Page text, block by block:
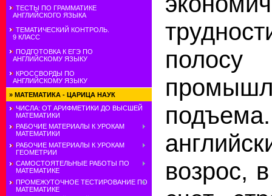
ТЕСТЫ ПО ГРАММАТИКЕ
АНГЛИЙСКОГО ЯЗЫКА
ТЕМАТИЧЕСКИЙ КОНТРОЛЬ.
9 КЛАСС
ПОДГОТОВКА К ЕГЭ ПО
АНГЛИЙСКОМУ ЯЗЫКУ
КРОССВОРДЫ ПО
АНГЛИЙСКОМУ ЯЗЫКУ
» МАТЕМАТИКА - ЦАРИЦА НАУК
ЧИСЛА: ОТ АРИФМЕТИКИ ДО ВЫСШЕЙ
МАТЕМАТИКИ
РАБОЧИЕ МАТЕРИАЛЫ К УРОКАМ
МАТЕМАТИКИ
РАБОЧИЕ МАТЕРИАЛЫ К УРОКАМ
ГЕОМЕТРИИ
САМОСТОЯТЕЛЬНЫЕ РАБОТЫ ПО
МАТЕМАТИКЕ
ПРОМЕЖУТОЧНОЕ ТЕСТИРОВАНИЕ ПО
МАТЕМАТИКЕ
полосу
возрос,